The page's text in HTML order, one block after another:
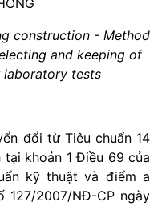
construction - Method
and keeping of
tests
đổi từ Tiêu chuẩn 14
khoản 1 Điều 69 của
kỹ thuật và điểm a
127/2007/NĐ-CP ngày